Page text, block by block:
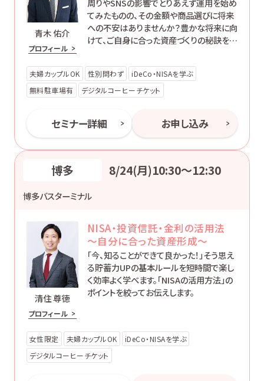
青木 佑介
プロフィール
周りやSNSの影響でとりあえず運用を始め
てみたものの、その金額や商品選びに将来
への不安はありませんか？豊かな将来に向
けて、ご自身に合った資産づくりの秘訣を一
さまの豊かな人生の第一歩となることを願
っています。
夫婦カップルOK 性別問わず
iDeCo・NISAを学ぶ
無料駐車場有
デジタルコーヒーチケット
セミナー詳細 お申し込み
博多 8/24(月)10:30〜12:30
博多バスターミナル
清住 尊徳
プロフィール
NISA・投資信託・金利の活用法
～自分に合った資産形成～
「今、知ることができて良かった！」そう思え
る貯蓄力UPの基本ルールを短時間で楽し
く効率よく学べます。「NISAの活用方法」の
ポイントを絞ってお伝えします。
女性限定 夫婦カップルOK
iDeCo・NISAを学ぶ
デジタルコーヒーチケット